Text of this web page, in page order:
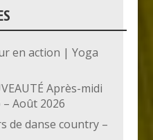
en action | Yoga
Après-midi
Août 2026
de danse country –